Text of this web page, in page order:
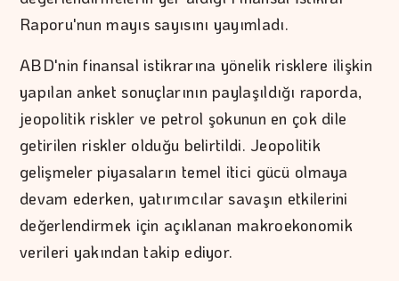
Raporu'nun mayıs sayısını yayımladı.
ABD'nin finansal istikrarına yönelik risklere ilişkin
yapılan anket sonuçlarının paylaşıldığı raporda,
jeopolitik riskler ve petrol şokunun en çok dile
getirilen riskler olduğu belirtildi. Jeopolitik
gelişmeler piyasaların temel itici gücü olmaya
devam ederken, yatırımcılar savaşın etkilerini
değerlendirmek için açıklanan makroekonomik
verileri yakından takip ediyor.